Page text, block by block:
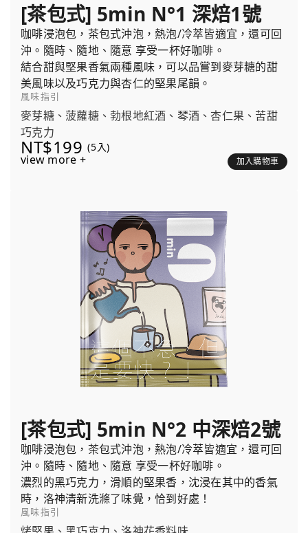
[茶包式] 5min N°1 深焙1號
咖啡浸泡包，茶包式沖泡，熱泡/冷萃皆適宜，還可回
沖。隨時、隨地、隨意 享受一杯好咖啡。
結合甜與堅果香氣兩種風味，可以品嘗到麥芽糖的甜
美風味以及巧克力與杏仁的堅果尾韻。
風味指引
麥芽糖、菠蘿糖、勃根地紅酒、琴酒、杏仁果、苦甜
巧克力
NT$199 (5入)
view more + 加入購物車
[茶包式] 5min N°2 中深焙2號
咖啡浸泡包，茶包式沖泡，熱泡/冷萃皆適宜，還可回
沖。隨時、隨地、隨意 享受一杯好咖啡。
濃烈的黑巧克力，滑順的堅果香，沈浸在其中的香氣
時，洛神清新洗滌了味覺，恰到好處！
風味指引